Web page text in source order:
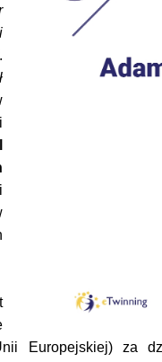
Europejskiej) za